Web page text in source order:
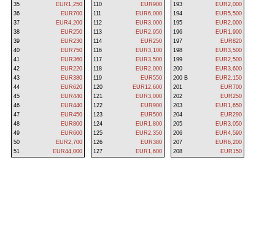
35
EUR1,250
36
EUR700
37
EUR4,200
38
EUR250
39
EUR230
40
EUR750
41
EUR360
42
EUR220
43
EUR380
44
EUR620
45
EUR440
46
EUR440
47
EUR450
48
EUR800
49
EUR600
50
EUR2,700
51
EUR44,000
110
EUR900
111
EUR6,000
112
EUR3,000
113
EUR2,950
114
EUR250
116
EUR3,100
117
EUR3,500
118
EUR2,000
119
EUR550
120
EUR12,600
121
EUR3,000
122
EUR900
123
EUR500
124
EUR1,800
125
EUR2,350
126
EUR380
127
EUR1,600
193
EUR2,000
194
EUR5,500
195
EUR2,000
196
EUR1,900
197
EUR820
198
EUR3,500
199
EUR2,500
200
EUR3,600
200 B
EUR2,150
201
EUR700
202
EUR250
203
EUR1,650
204
EUR290
205
EUR3,050
206
EUR4,590
207
EUR6,200
208
EUR150